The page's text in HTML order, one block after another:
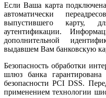
Если Ваша карта
автоматически
выпустившего карту,
аутентификации.
дополнительной
выдавшем Вам банковскую
Безопасность обработки
шлюз банка
безопасности PCI DSS.
применением технологии